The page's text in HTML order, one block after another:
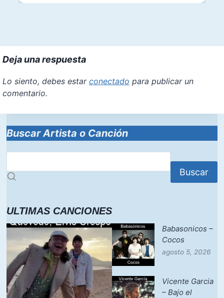
Deja una respuesta
Lo siento, debes estar conectado para publicar un
comentario.
Buscar Artista o Canción
Buscar
ULTIMAS CANCIONES
Babasonicos –
Cocos
agosto 5, 2026
Vicente Garcia
– Bajo el